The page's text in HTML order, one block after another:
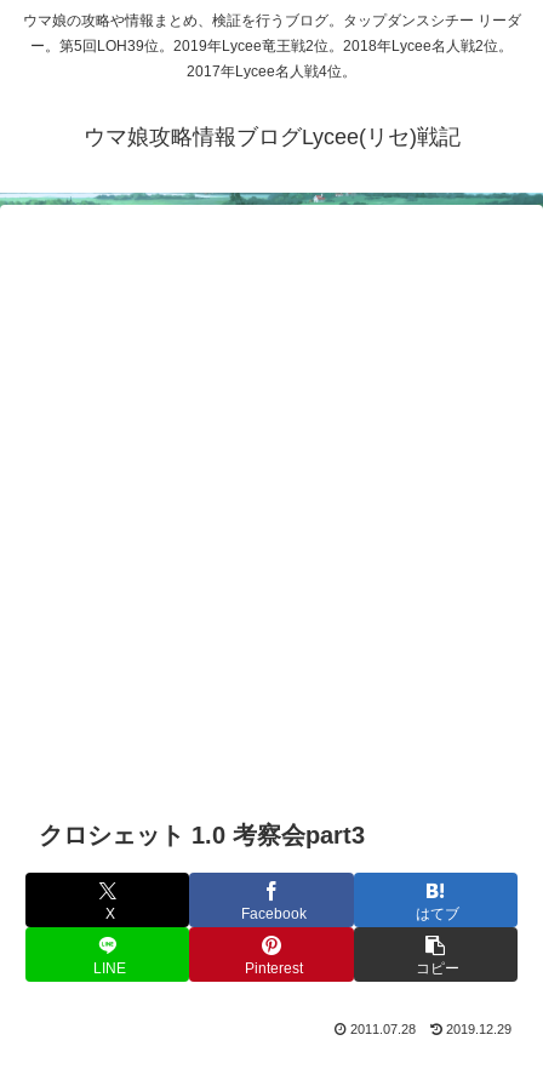
ウマ娘の攻略や情報まとめ、検証を行うブログ。タップダンスシチー リーダ
ー。第5回LOH39位。2019年Lycee竜王戦2位。2018年Lycee名人戦2位。
2017年Lycee名人戦4位。
ウマ娘攻略情報ブログLycee(リセ)戦記
クロシェット 1.0 考察会part3
X Facebook はてブ
LINE Pinterest コピー
2011.07.28 2019.12.29